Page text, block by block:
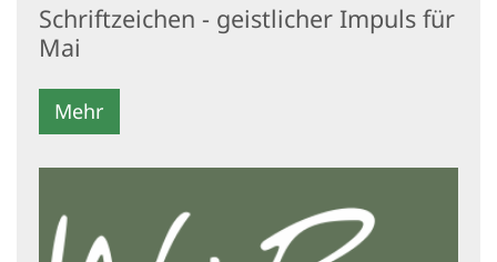
Schriftzeichen - geistlicher Impuls für
Mai
Mehr